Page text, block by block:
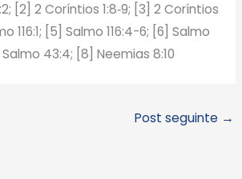
[2] 2 Coríntios 1:8‑9; [3] 2 Coríntios
116:1; [5] Salmo 116:4-6; [6] Salmo
43:4; [8] Neemias 8:10
Post seguinte →